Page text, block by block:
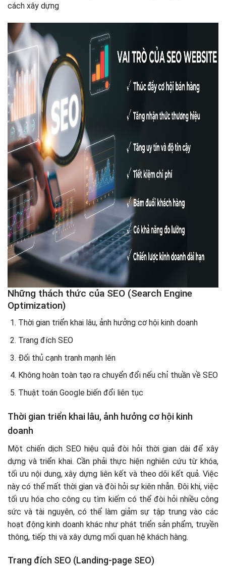
cách xây dựng
Những thách thức của SEO (Search Engine
Optimization)
Thời gian triển khai lâu, ảnh hưởng cơ hội kinh doanh
Trang đích SEO
Đối thủ cạnh tranh mạnh lên
Không hoàn toàn tạo ra chuyển đổi nếu chỉ thuần về SEO
Thuật toán Google biến đổi liên tục
Thời gian triển khai lâu, ảnh hưởng cơ hội kinh
doanh
Một chiến dịch SEO hiệu quả đòi hỏi thời gian dài để xây
dựng và triển khai. Cần phải thực hiện nghiên cứu từ khóa,
tối ưu nội dung, xây dựng liên kết và theo dõi kết quả. Việc
này có thể mất thời gian và đòi hỏi sự kiên nhẫn. Đôi khi, việc
tối ưu hóa cho công cụ tìm kiếm có thể đòi hỏi nhiều công
sức và tài nguyên, có thể làm giảm sự tập trung vào các
hoạt động kinh doanh khác như phát triển sản phẩm, truyền
thông, tiếp thị và xây dựng mối quan hệ khách hàng.
Trang đích SEO (Landing-page SEO)